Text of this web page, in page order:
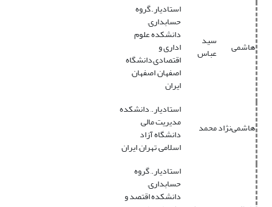
هاشمی سید
عباس
استادیار.,گروه
حسابداری,
دانشکده علوم
اداری و
اقتصادی,دانشگاه
اصفهان, اصفهان,
ایران
هاشمی‌نژادمحمد
استادیار., دانشکده
مدیریت مالی,
دانشگاه آزاد
اسلامی, تهران, ایران
استادیار., گروه
حسابداری,
دانشکده اقتصد و